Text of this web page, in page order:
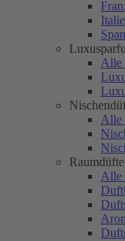
Alle
Alle
Raumdüfte
Alle